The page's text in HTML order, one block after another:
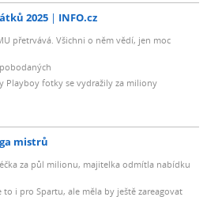
2025 INFO.cz
přetrvává. Všichni o něm vědí, jen moc
Playboy fotky se vydražily za miliony
mistrů
za půl milionu, majitelka odmítla nabídku
i pro Spartu, ale měla by ještě zareagovat